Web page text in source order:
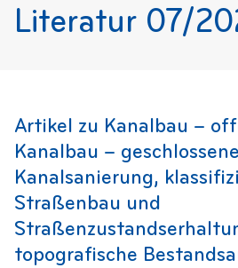
Literatur 07/
Artikel zu Kanalbau –
Kanalbau –
Kanalsanierung,
Straßenbau und
topografische